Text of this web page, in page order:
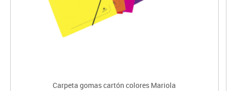
Carpeta gomas cartón colores Mariola